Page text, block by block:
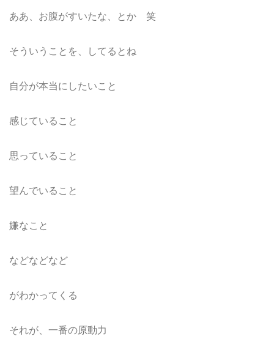
ああ、お腹がすいたな、とか 笑
そういうことを、してるとね
自分が本当にしたいこと
感じていること
思っていること
望んでいること
嫌なこと
などなどなど
がわかってくる
それが、一番の原動力